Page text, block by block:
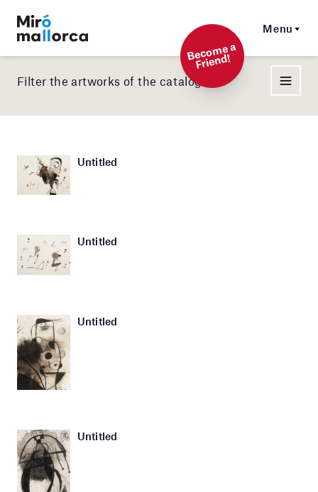
Menu
Beco
me a
Friend!
Filter the artworks of the catalog
Untitled
Untitled
Untitled
Untitled